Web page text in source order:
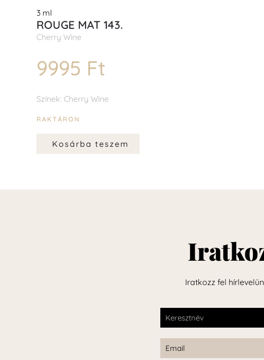
3 ml
ROUGE MAT 143.
Cherry Wine
9995 Ft
Színek: Cherry Wine
RAKTÁRON
Kosárba teszem
Iratkozz fel